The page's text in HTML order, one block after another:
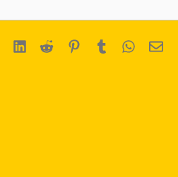
r
LinkedIn
Reddit Pinterest
Tumblr